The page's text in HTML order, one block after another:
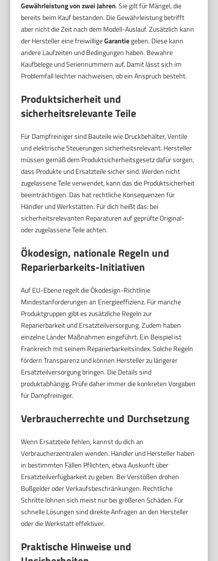
Gewährleistung von zwei Jahren. Sie gilt für Mängel, die
bereits beim Kauf bestanden. Die Gewährleistung betrifft
aber nicht die Zeit nach dem Modell-Auslauf. Zusätzlich kann
der Hersteller eine freiwilligeGarantiegeben. Diese kann
andere Laufzeiten und Bedingungen haben. Bewahre
Kaufbelege und Seriennummern auf. Damit lässt sich im
Problemfall leichter nachweisen, ob ein Anspruch besteht.
Produktsicherheit und
sicherheitsrelevante Teile
Für Dampfreiniger sind Bauteile wie Druckbehälter, Ventile
und elektrische Steuerungen sicherheitsrelevant. Hersteller
müssen gemäß dem Produktsicherheitsgesetz dafür sorgen,
dass Produkte und Ersatzteile sicher sind. Werden nicht
zugelassene Teile verwendet, kann das die Produktsicherheit
beeinträchtigen. Das hat rechtliche Konsequenzen für
Händler und Werkstätten. Für dich heißt das: bei
sicherheitsrelevanten Reparaturen auf geprüfte Original-
oder zugelassene Teile achten.
Ökodesign, nationale Regeln und
Reparierbarkeits-Initiativen
Auf EU-Ebene regelt die Ökodesign-Richtlinie
Mindestanforderungen an Energieeffizienz. Für manche
Produktgruppen gibt es zusätzliche Regeln zur
Reparierbarkeit und Ersatzteilversorgung. Zudem haben
einzelne Länder Maßnahmen eingeführt. Ein Beispiel ist
Frankreich mit seinem Reparierbarkeitsindex. Solche Regeln
fördern Transparenz und können Hersteller zu längerer
Ersatzteilversorgung bringen. Die Details sind
produktabhängig. Prüfe daher immer die konkreten Vorgaben
für Dampfreiniger.
Verbraucherrechte und Durchsetzung
Wenn Ersatzteile fehlen, kannst du dich an
Verbraucherzentralen wenden. Händler und Hersteller haben
in bestimmten Fällen Pflichten, etwa Auskunft über
Ersatzteilverfügbarkeit zu geben. Bei Verstößen drohen
Bußgelder oder Verkaufsbeschränkungen. Rechtliche
Schritte lohnen sich meist nur bei größeren Schäden. Für
schnelle Lösungen sind direkte Anfragen an den Hersteller
oder die Werkstatt effektiver.
Praktische Hinweise und